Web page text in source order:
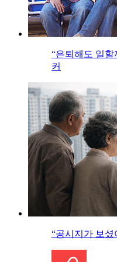
“은퇴해도 일
커
“공시지가 보셨